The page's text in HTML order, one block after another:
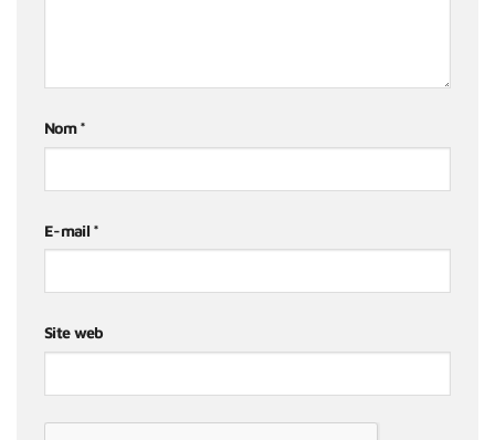
Nom*
E-mail *
Site web